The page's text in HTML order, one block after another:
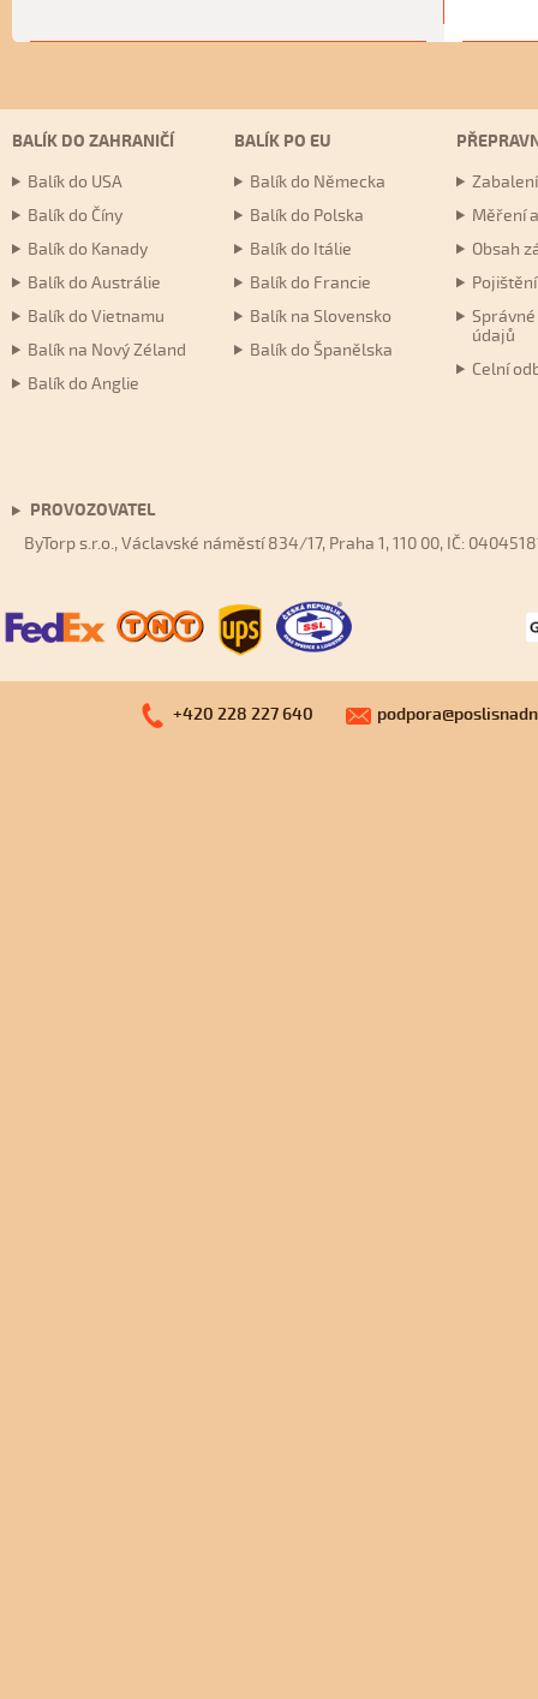
BALÍK DO ZAHRANIČÍ
Balík do USA
Balík do Číny
Balík do Kanady
Balík do Austrálie
Balík do Vietnamu
Balík na Nový Zéland
Balík do Anglie
BALÍK PO EU
Balík do Německa
Balík do Polska
Balík do Itálie
Balík do Francie
Balík na Slovensko
Balík do Španělska
Měření
Obsah
údajů
Celní
PROVOZOVATEL
ByTorp s.r.o., Václavské náměstí 834/17, Praha 1, 110 00, IČ:
+420 228 ­227 640